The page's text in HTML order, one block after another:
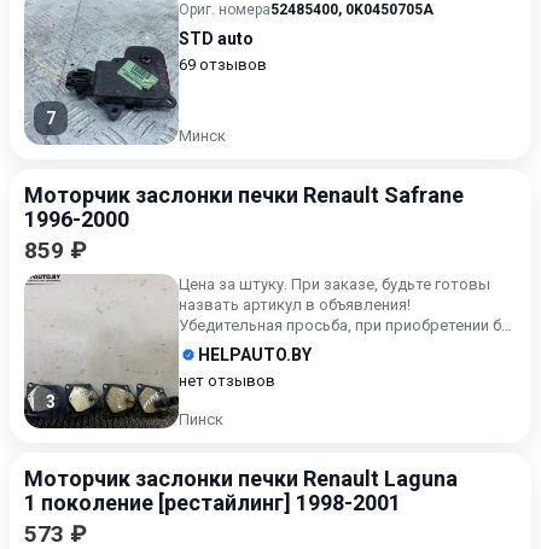
7
Ориг. номера52485400, 0K0450705A
STD auto
69 отзывов
Минск
Моторчик заслонки печки Renault Safrane
1996-2000
859 ₽
3
Цена за штуку. При заказе, будьте готовы
назвать артикул в объявления!
Убедительная просьба, при приобретении б/у
автозапчастей внимательно...
HELPAUTO.BY
нет отзывов
Пинск
Моторчик заслонки печки Renault Laguna
1 поколение [рестайлинг] 1998-2001
573 ₽